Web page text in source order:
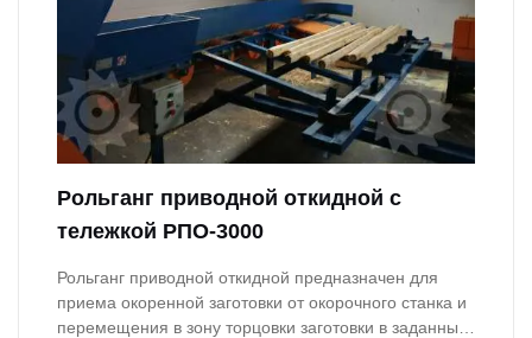
Рольганг приводной откидной с
тележкой РПО-3000
Рольганг приводной откидной предназначен для
приема окоренной заготовки от окорочного станка и
перемещения в зону торцовки заготовки в заданный